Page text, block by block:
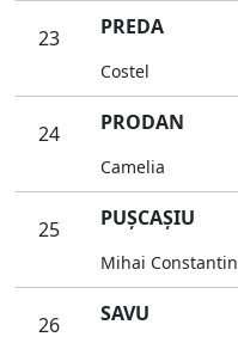
23 PREDA
Costel
24 PRODAN
Camelia
25 PUŞCAŞIU
Mihai Constantin
26 SAVU